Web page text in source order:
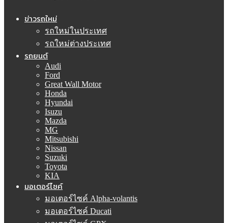
ข่าวรถใหม่
รถใหม่ในประเทศ
รถใหม่ต่างประเทศ
รถยนต์
Audi
Ford
Great Wall Motor
Honda
Hyundai
Isuzu
Mazda
MG
Mitsubishi
Nissan
Suzuki
Toyota
KIA
มอเตอร์ไซค์
มอเตอร์ไซค์ Alpha-volantis
มอเตอร์ไซค์ Ducati